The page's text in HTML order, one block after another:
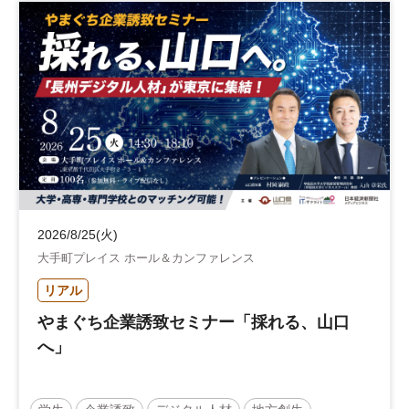
2026/8/25(火)
大手町プレイス ホール＆カンファレンス
リアル
やまぐち企業誘致セミナー「採れる、山口
へ」